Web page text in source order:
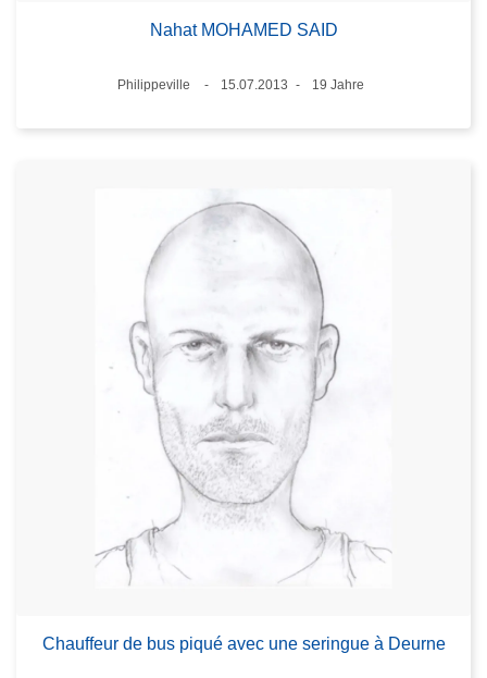
Nahat MOHAMED SAID
Standort
Philippeville
15.07.2013
19 Jahre
Chauffeur de bus piqué avec une seringue à Deurne